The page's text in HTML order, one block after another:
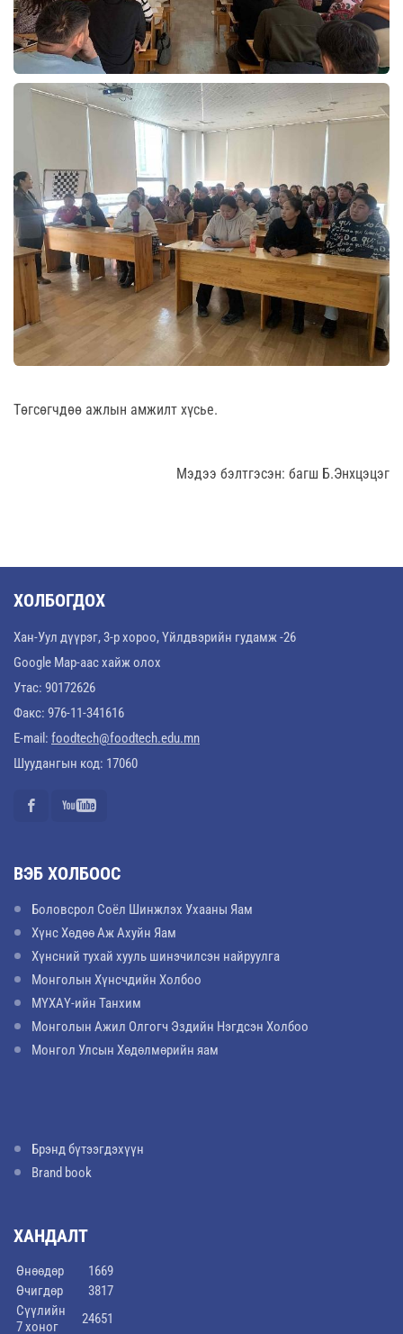
Төгсөгчдөө ажлын амжилт хүсье.
Мэдээ бэлтгэсэн: багш Б.Энхцэцэг
ХОЛБОГДОХ
Хан-Уул дүүрэг, 3-р хороо, Үйлдвэрийн гудамж -26
Google Map-аас хайж олох
Утас: 90172626
Факс: 976-11-341616
E-mail: foodtech@foodtech.edu.mn
Шуудангын код: 17060
ВЭБ ХОЛБООС
Боловсрол Соёл Шинжлэх Ухааны Яам
Хүнс Хөдөө Аж Ахуйн Яам
Хүнсний тухай хууль шинэчилсэн найруулга
Монголын Хүнсчдийн Холбоо
МҮХАҮ-ийн Танхим
Монголын Ажил Олгогч Эздийн Нэгдсэн Холбоо
Монгол Улсын Хөдөлмөрийн яам
Брэнд бүтээгдэхүүн
Brand book
ХАНДАЛТ
Өнөөдөр
1669
Өчигдөр
3817
Сүүлийн
7 хоног
24651